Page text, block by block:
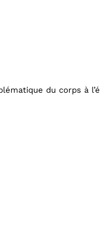
du corps à